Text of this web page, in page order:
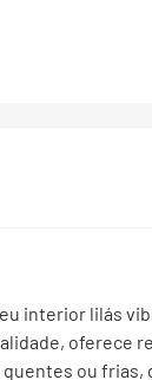
interior lilás
oferece
ou frias,